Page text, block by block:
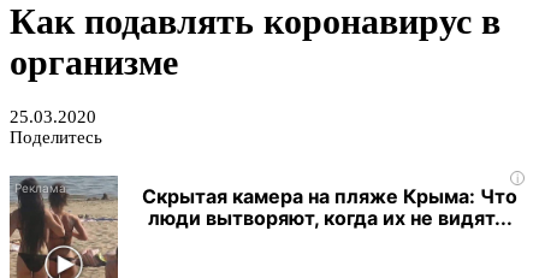
Как подавлять коронавирус в
организме
25.03.2020
Поделитесь
i
Скрытая камера на пляже Крыма: Что
люди вытворяют, когда их не видят...